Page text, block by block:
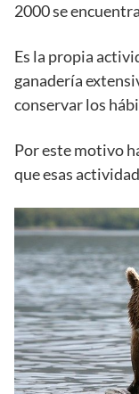
2000 se
Es la propia
ganadería
conservar los
Por este motivo
que esas